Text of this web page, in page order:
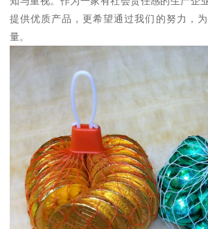
提供优质产品，更希望通过我们的努力，
量。